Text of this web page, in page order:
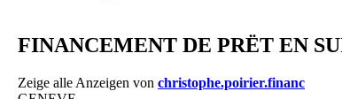
FINANCEMENT DE PRËT EN
Zeige alle Anzeigen von christophe.poirier.financ